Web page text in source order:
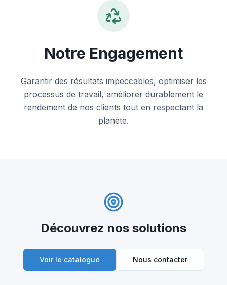
Notre Engagement
Garantir des résultats impeccables, optimiser les
processus de travail, améliorer durablement le
rendement de nos clients tout en respectant la
planète.
Découvrez nos solutions
Voir le catalogue Nous contacter